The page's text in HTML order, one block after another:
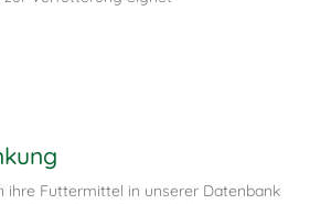
ihre Futtermittel in unserer Datenbank